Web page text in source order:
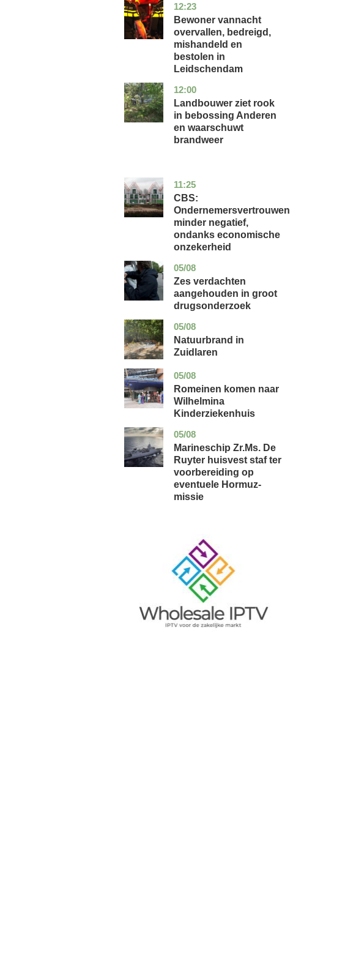
12:23
zuid-
holland
nieuws
Bewoner vannacht
overvallen, bedreigd,
mishandeld en
bestolen in
Leidschendam
12:00
drenthe
nieuws
Landbouwer ziet rook
in bebossing Anderen
en waarschuwt
brandweer
11:25
zuid-
holland
economie
CBS:
Ondernemersvertrouwen
minder negatief,
ondanks economische
onzekerheid
05/08
zuid-
holland
nieuws
Zes verdachten
aangehouden in groot
drugsonderzoek
05/08
drenthe
nieuws
Natuurbrand in
Zuidlaren
05/08
utrecht
nieuws
Romeinen komen naar
Wilhelmina
Kinderziekenhuis
05/08
zuid-
holland
nieuws
Marineschip Zr.Ms. De
Ruyter huisvest staf ter
voorbereiding op
eventuele Hormuz-
missie